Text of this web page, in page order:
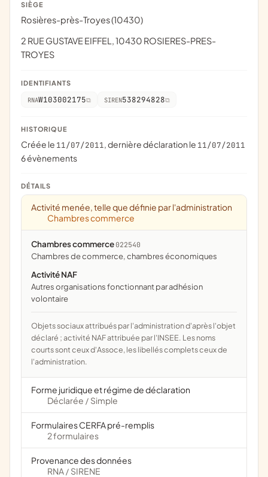
SIÈGE
Rosières-près-Troyes (10430)
2 RUE GUSTAVE EIFFEL, 10430 ROSIERES-PRES-
TROYES
IDENTIFIANTS
RNAW103002175 SIREN538294828
HISTORIQUE
Créée le 11/07/2011, dernière déclaration le 11/07/2011
6 évènements
DÉTAILS
Activité menée, telle que définie par l'administration
Chambres commerce
Chambres commerce 022540
chambres de commerce, chambres économiques
Activité NAF
Autres organisations fonctionnant par adhésion
volontaire
Objets sociaux attribués par l'administration d'après l'objet
déclaré ; activité NAF attribuée par l'INSEE. Les noms
courts sont ceux d'Assoce, les libellés complets ceux de
l'administration.
Forme juridique et régime de déclaration
Déclarée / Simple
Formulaires CERFA pré-remplis
2 formulaires
Provenance des données
RNA / SIRENE